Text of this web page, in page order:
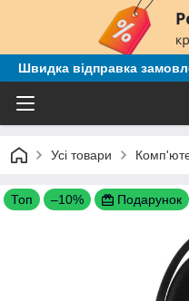
Швидка відправка
Усі товари
Топ –10% Подарунок